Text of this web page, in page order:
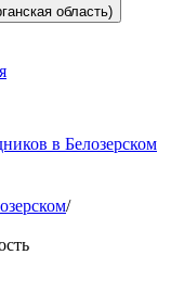
область)
в Белозерском
/